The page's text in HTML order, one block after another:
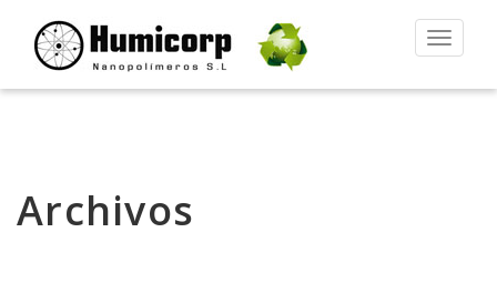
Alternar
Archivos